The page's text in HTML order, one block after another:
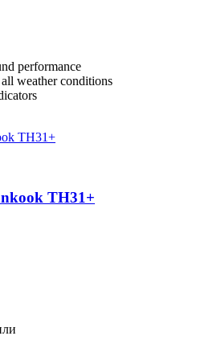
performance
weather conditions
TH31+